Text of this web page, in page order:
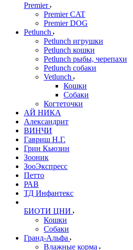
Premier
Premier CAT
Premier DOG
Petlunch
Petlunch игрушки
Petlunch кошки
Petlunch рыбы, черепахи
Petlunch собаки
Vetlunch
Кошки
Собаки
Когтеточки
АЙ НИКА
Александрит
ВИНЧИ
Гавриш Н.Г.
Грин Кьюзин
Зооник
ЗооЭкспресс
Петто
РАВ
ТД Инфантекс
БИОТИ ЦНИ
Кошки
Собаки
Гранд-Альфа
Влажные корма